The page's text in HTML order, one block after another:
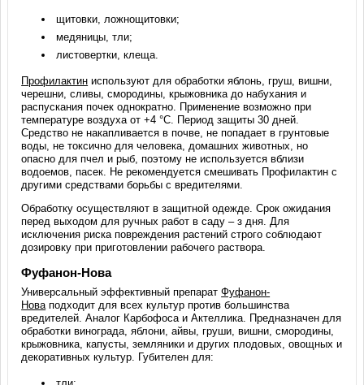
щитовки, ложнощитовки;
медяницы, тли;
листовертки, клеща.
Профилактин используют для обработки яблонь, груш, вишни,
черешни, сливы, смородины, крыжовника до набухания и
распускания почек однократно. Применение возможно при
температуре воздуха от +4 °C. Период защиты 30 дней.
Средство не накапливается в почве, не попадает в грунтовые
воды, не токсично для человека, домашних животных, но
опасно для пчел и рыб, поэтому не используется вблизи
водоемов, пасек. Не рекомендуется смешивать Профилактин с
другими средствами борьбы с вредителями.
Обработку осуществляют в защитной одежде. Срок ожидания
перед выходом для ручных работ в саду – з дня. Для
исключения риска повреждения растений строго соблюдают
дозировку при приготовлении рабочего раствора.
Фуфанон-Нова
Универсальный эффективный препаратФуфанон-
Новаподходит для всех культур против большинства
вредителей. Аналог Карбофоса и Актеллика. Предназначен для
обработки винограда, яблони, айвы, груши, вишни, смородины,
крыжовника, капусты, земляники и других плодовых, овощных и
декоративных культур. Губителен для: